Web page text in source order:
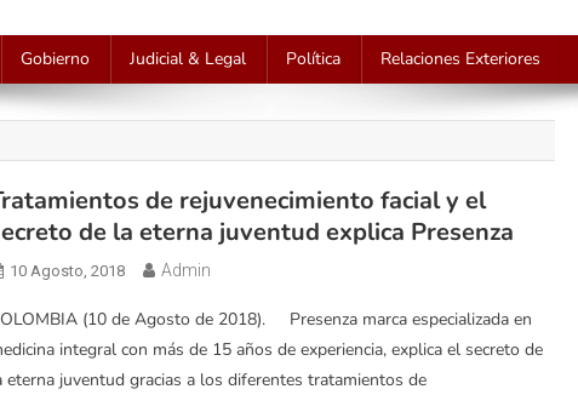
Gobierno Judicial & Legal Política Relaciones Exteriores
de rejuvenecimiento facial y el
de la eterna juventud explica Presenza
10 Agosto, 2018 Admin
(10 de Agosto de 2018). Presenza marca especializada en
integral con más de 15 años de experiencia, explica el secreto de
eterna juventud gracias a los diferentes tratamientos de